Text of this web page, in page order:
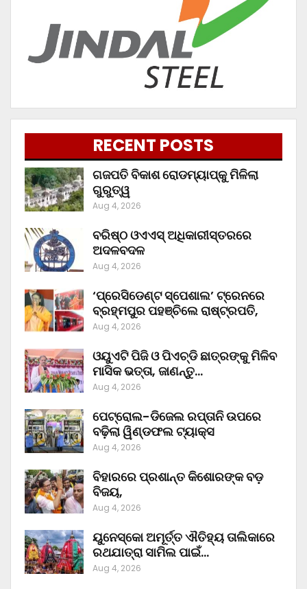
RECENT POSTS
ଗଜପତି ବିକାଶ ରୋଡମ୍ୟାପ୍‌କୁ ମିଳିଲା
ଗୁରୁତ୍ୱ
Aug 4, 2026
ବରିଷ୍ଠ ଓଏଏସ୍‌ ଅଧିକାରୀସ୍ତରରେ
ଅଦଳବଦଳ
Aug 4, 2026
‘ପ୍ରେସିଡେଣ୍ଟ ସ୍ପେଶାଲ’ ଟ୍ରେନରେ
ବ୍ରହ୍ମପୁର ପହଞ୍ଚିଲେ ରାଷ୍ଟ୍ରପତି,
Aug 4, 2026
ଓୟୁଏଟି ପିଜି ଓ ପିଏଚ୍‌ଡି ଛାତ୍ରଙ୍କୁ ମିଳିବ
ମାସିକ ଭତ୍ତା, ଜାଣନ୍ତୁ…
Aug 4, 2026
ପେଟ୍ରୋଲ-ଡିଜେଲ ରପ୍ତାନି ଉପରେ
ବଢ଼ିଲା ୱିଣ୍ଡଫଲ ଟ୍ୟାକ୍ସ
Aug 4, 2026
ବିହାରରେ ପ୍ରଶାନ୍ତ କିଶୋରଙ୍କ ବଡ଼
ବିଜୟ,
Aug 4, 2026
ୟୁନେସ୍କୋ ଅମୂର୍ତ୍ତ ଐତିହ୍ୟ ତାଲିକାରେ
ରଥଯାତ୍ରା ସାମିଲ ପାଇଁ…
Aug 4, 2026